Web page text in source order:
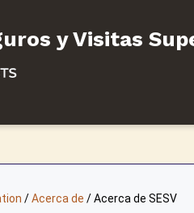
y Visitas
/Acerca de /Acerca de SESV